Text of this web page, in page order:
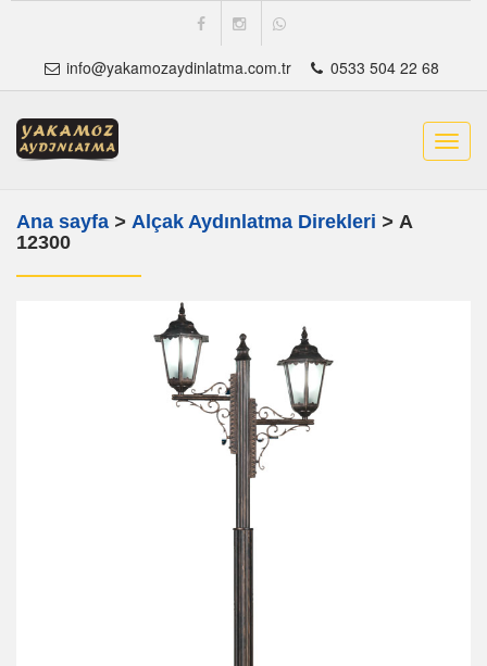
info@yakamozaydinlatma.com.tr 0533 504 22 68
Ana sayfa > Alçak Aydınlatma Direkleri > A
12300